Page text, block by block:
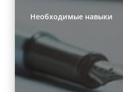
Необходимые навыки